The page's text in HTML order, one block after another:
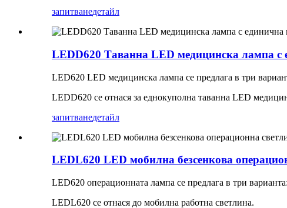
запитванедетайл
LEDD620 Таванна LED медицинска лампа с
LED620 LED медицинска лампа се предлага в три
LEDD620 се отнася за еднокуполна таванна LED
запитванедетайл
LEDL620 LED мобилна безсенкова
LED620 операционната лампа се предлага в три
LEDL620 се отнася до мобилна работна светлина.